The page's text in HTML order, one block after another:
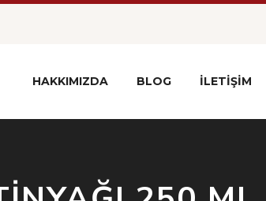
HAKKIMIZDA BLOG İLETIŞIM